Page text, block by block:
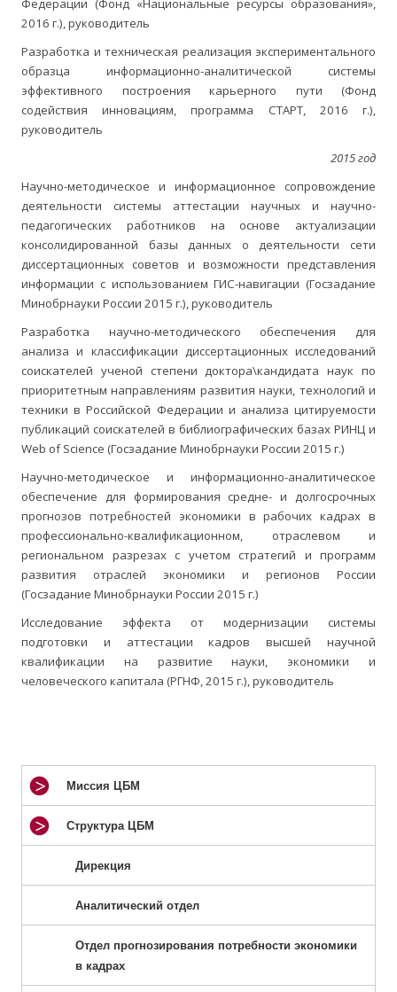
Федерации (Фонд «Национальные ресурсы образования»,
2016 г.), руководитель
Разработка и техническая реализация экспериментального
образца информационно-аналитической системы
эффективного построения карьерного пути (Фонд
содействия инновациям, программа СТАРТ, 2016 г.),
руководитель
2015 год
Научно-методическое и информационное сопровождение
деятельности системы аттестации научных и научно-
педагогических работников на основе актуализации
консолидированной базы данных о деятельности сети
диссертационных советов и возможности представления
информации с использованием ГИС-навигации (Госзадание
Минобрнауки России 2015 г.), руководитель
Разработка научно-методического обеспечения для
анализа и классификации диссертационных исследований
соискателей ученой степени доктора\кандидата наук по
приоритетным направлениям развития науки, технологий и
техники в Российской Федерации и анализа цитируемости
публикаций соискателей в библиографических базах РИНЦ и
Web of Science (Госзадание Минобрнауки России 2015 г.)
Научно-методическое и информационно-аналитическое
обеспечение для формирования средне- и долгосрочных
прогнозов потребностей экономики в рабочих кадрах в
профессионально-квалификационном, отраслевом и
региональном разрезах с учетом стратегий и программ
развития отраслей экономики и регионов России
(Госзадание Минобрнауки России 2015 г.)
Исследование эффекта от модернизации системы
подготовки и аттестации кадров высшей научной
квалификации на развитие науки, экономики и
человеческого капитала (РГНФ, 2015 г.), руководитель
Миссия ЦБМ
Структура ЦБМ
Дирекция
Аналитический отдел
Отдел прогнозирования потребности экономики
в кадрах